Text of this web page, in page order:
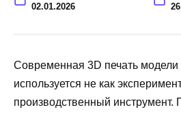
02.01.2026
Современная 3D печать
используется не как
производственный инструмент.